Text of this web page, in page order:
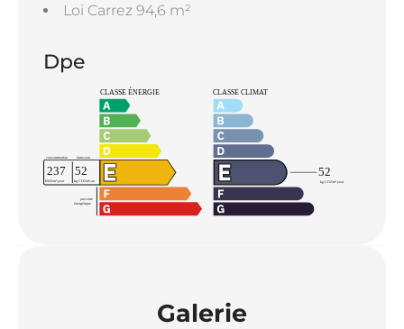
Loi Carrez 94,6 m²
Dpe
Galerie